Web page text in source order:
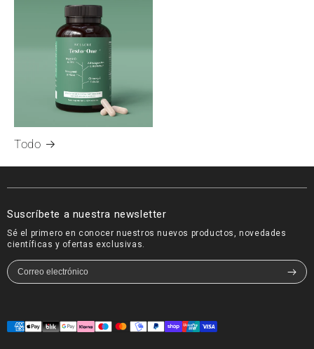
Todo
Suscríbete a nuestra newsletter
Sé el primero en conocer nuestros nuevos productos, novedades
científicas y ofertas exclusivas.
Formas